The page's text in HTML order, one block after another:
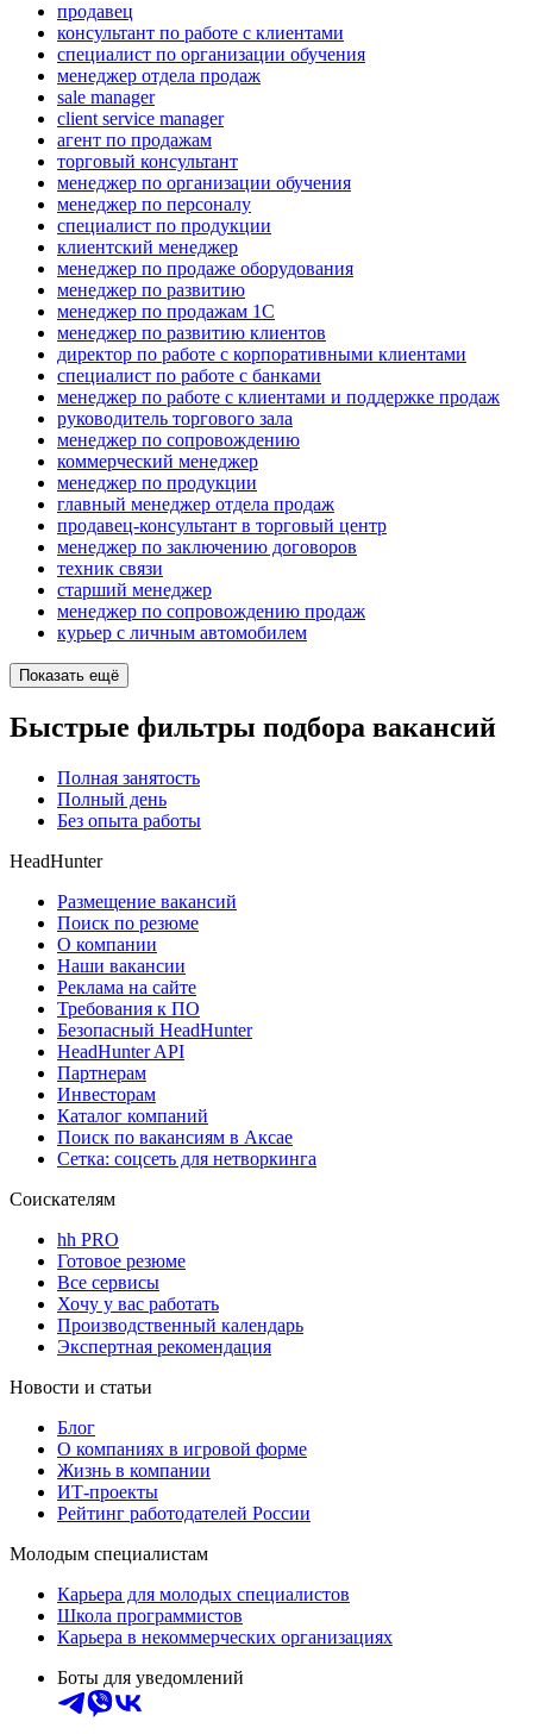
продавец
консультант по работе с клиентами
специалист по организации обучения
менеджер отдела продаж
sale manager
client service manager
агент по продажам
торговый консультант
менеджер по организации обучения
менеджер по персоналу
специалист по продукции
клиентский менеджер
менеджер по продаже оборудования
менеджер по развитию
менеджер по продажам 1С
менеджер по развитию клиентов
директор по работе с корпоративными клиентами
специалист по работе с банками
менеджер по работе с клиентами и поддержке продаж
руководитель торгового зала
менеджер по сопровождению
коммерческий менеджер
менеджер по продукции
главный менеджер отдела продаж
продавец-консультант в торговый центр
менеджер по заключению договоров
техник связи
старший менеджер
менеджер по сопровождению продаж
курьер с личным автомобилем
Показать ещё
Быстрые фильтры подбора вакансий
Полная занятость
Полный день
Без опыта работы
HeadHunter
Размещение вакансий
Поиск по резюме
О компании
Наши вакансии
Реклама на сайте
Требования к ПО
Безопасный HeadHunter
HeadHunter API
Партнерам
Инвесторам
Каталог компаний
Поиск по вакансиям в Аксае
Сетка: соцсеть для нетворкинга
Соискателям
hh PRO
Готовое резюме
Все сервисы
Хочу у вас работать
Производственный календарь
Экспертная рекомендация
Новости и статьи
Блог
О компаниях в игровой форме
Жизнь в компании
ИТ-проекты
Рейтинг работодателей России
Молодым специалистам
Карьера для молодых специалистов
Школа программистов
Карьера в некоммерческих организациях
Боты для уведомлений